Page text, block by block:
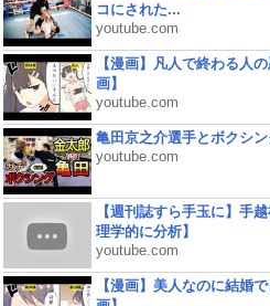
コにされた...
youtube.com
【漫画】凡人で終わる人
画】
youtube.com
亀田京之介選手とボクシ
youtube.com
【週刊誌すら手玉に】手
理学的に分析】
youtube.com
【漫画】美人なのに結婚